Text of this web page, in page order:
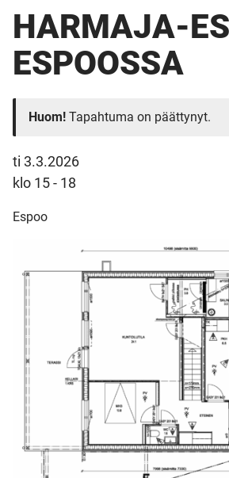
HARMAJA-
ESPOOSSA
Huom! Tapahtuma on päättynyt.
ti 3.3.2026
klo 15 - 18
Espoo